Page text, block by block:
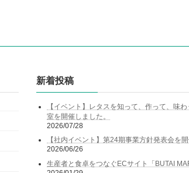
新着投稿
【イベント】レタスを知って、作って、味
室を開催しました。
2026/07/28
【社内イベント】第24期事業方針発表会を
2026/06/26
生産者と食卓をつなぐECサイト「BUTAI